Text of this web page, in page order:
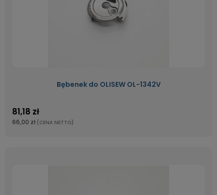
Bębenek do OLISEW OL-1342V
81,18 zł
66,00 zł (CENA NETTO)